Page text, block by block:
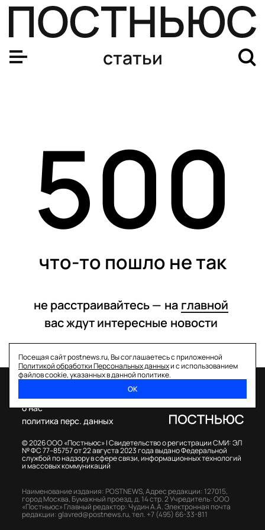
статьи
500
что-то пошло не так
не расстраивайтесь — на главной
вас ждут интересные новости
Посещая сайт postnews.ru, Вы соглашаетесь с приложенной
Политикой обработки Персональных данныхи с использованием
файлов cookie, указанных в данной политике.
ОК
© 2026 ООО «Постньюс» |Свидетельство о регистрации СМИ: ЭЛ
№ ФС 77–85757 от 22 августа 2023 года выдано Федеральной
службой по надзору в сфере связи, информационных технологий
и массовых коммуникаций
о нас
политика перс. данных
Наименование издания: POSTNEWS,Адрес редакции: 127015,
город Москва, Бумажный проезд, д. 14 стр. 2Учредитель: ООО
«Постньюс» Главный редактор: Чудин А.А.Электронная почта
редакции:glavred@postnews.ru,тел. +7 (495) 66-33-811